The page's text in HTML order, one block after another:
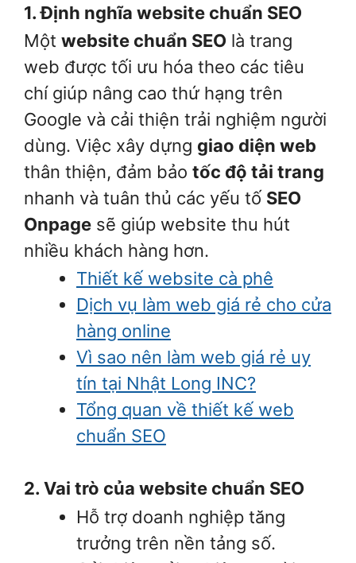
1. Định nghĩa website chuẩn SEO
Một website chuẩn SEO là trang
web được tối ưu hóa theo các tiêu
chí giúp nâng cao thứ hạng trên
Google và cải thiện trải nghiệm người
dùng. Việc xây dựng giao diện web
thân thiện, đảm bảo tốc độ tải trang
nhanh và tuân thủ các yếu tố SEO
Onpage sẽ giúp website thu hút
nhiều khách hàng hơn.
Thiết kế website cà phê
Dịch vụ làm web giá rẻ cho cửa
hàng online
Vì sao nên làm web giá rẻ uy
tín tại Nhật Long INC?
Tổng quan về thiết kế web
chuẩn SEO
2. Vai trò của website chuẩn SEO
Hỗ trợ doanh nghiệp tăng
trưởng trên nền tảng số.